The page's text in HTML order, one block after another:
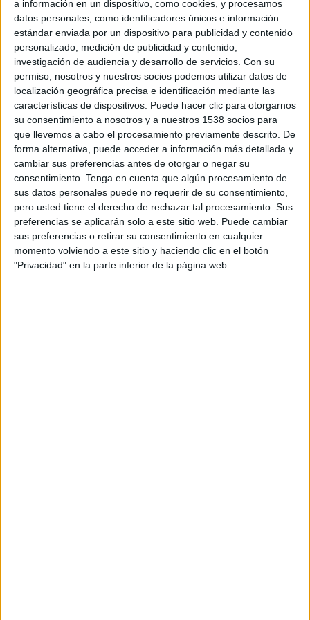
a información en un dispositivo, como cookies, y procesamos
datos personales, como identificadores únicos e información
estándar enviada por un dispositivo para publicidad y contenido
personalizado, medición de publicidad y contenido,
investigación de audiencia y desarrollo de servicios. Con su
permiso, nosotros y nuestros socios podemos utilizar datos de
localización geográfica precisa e identificación mediante las
características de dispositivos. Puede hacer clic para otorgarnos
su consentimiento a nosotros y a nuestros 1538 socios para
que llevemos a cabo el procesamiento previamente descrito. De
forma alternativa, puede acceder a información más detallada y
cambiar sus preferencias antes de otorgar o negar su
consentimiento. Tenga en cuenta que algún procesamiento de
sus datos personales puede no requerir de su consentimiento,
pero usted tiene el derecho de rechazar tal procesamiento. Sus
preferencias se aplicarán solo a este sitio web. Puede cambiar
sus preferencias o retirar su consentimiento en cualquier
momento volviendo a este sitio y haciendo clic en el botón
"Privacidad" en la parte inferior de la página web.
2,8% más respecto al volumen de negocio
alcanzado en 2015 (11.742,2 millones de euros).
Según el estudio de Infoadex, empresa referente
en el control e investigación del sector
publicitario en España, la tasa de crecimiento en
2016 de los medios convencionales ha sido del
4,3%, pasando de 5.016,7 millones de euros que
se registraron en 2015 a los 5.234,8 millones de
inversión en 2016. A su vez, los denominados
medios no convencionales representaron en 2016
el 56,6% de la inversión total, con 6.832,2
millones de euros invertidos en el ejercicio, cifra
un 1,6% superior que los 6.725,5 millones
registrados en el 2015.
Entre el grupo de medios convencionales todos
los soportes escritos han sufrido caídas en sus